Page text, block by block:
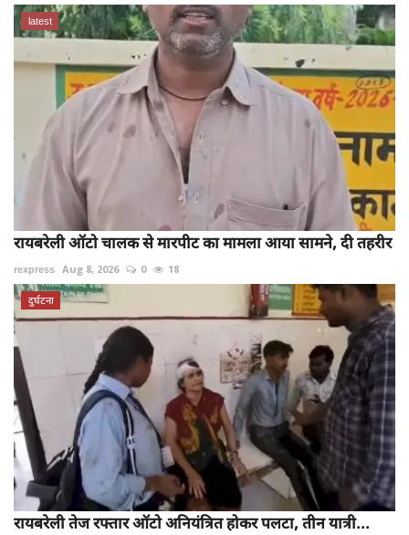
latest
रायबरेली ऑटो चालक से मारपीट का मामला आया सामने, दी तहरीर
rexpress Aug 8, 2026 0 18
दुर्घटना
रायबरेली तेज रफ्तार ऑटो अनियंत्रित होकर पलटा, तीन यात्री...